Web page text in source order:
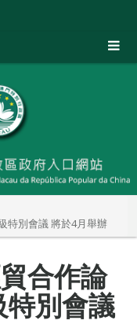
特別會議 將於4月舉辦
合作論
別會議